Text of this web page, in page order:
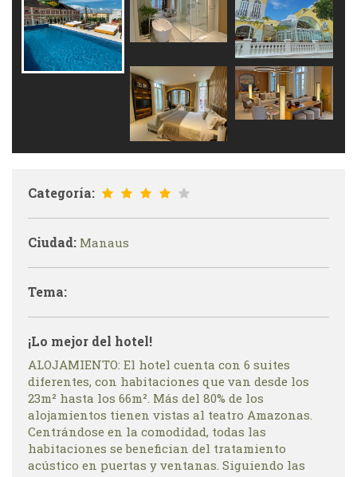
Categoría:
Ciudad: Manaus
Tema:
¡Lo mejor del hotel!
ALOJAMIENTO: El hotel cuenta con 6 suites
diferentes, con habitaciones que van desde los
23m² hasta los 66m². Más del 80% de los
alojamientos tienen vistas al teatro Amazonas.
Centrándose en la comodidad, todas las
habitaciones se benefician del tratamiento
acústico en puertas y ventanas. Siguiendo las